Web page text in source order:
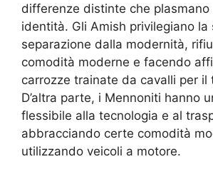
differenze distinte che plasmano
identità. Gli Amish privilegiano la
separazione dalla modernità,
comodità moderne e facendo
carrozze trainate da cavalli per il
D’altra parte, i Mennoniti hanno
flessibile alla tecnologia e al
abbracciando certe comodità
utilizzando veicoli a motore.